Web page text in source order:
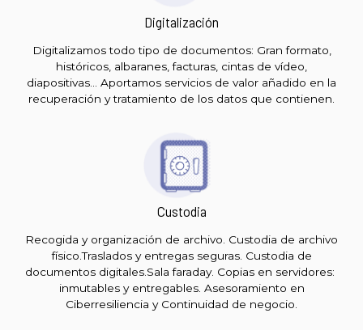
Digitalización
Digitalizamos todo tipo de documentos: Gran formato,
históricos, albaranes, facturas, cintas de vídeo,
diapositivas… Aportamos servicios de valor añadido en la
recuperación y tratamiento de los datos que contienen.
Custodia
Recogida y organización de archivo. Custodia de archivo
físico.Traslados y entregas seguras. Custodia de
documentos digitales.Sala faraday. Copias en servidores:
inmutables y entregables. Asesoramiento en
Ciberresiliencia y Continuidad de negocio.